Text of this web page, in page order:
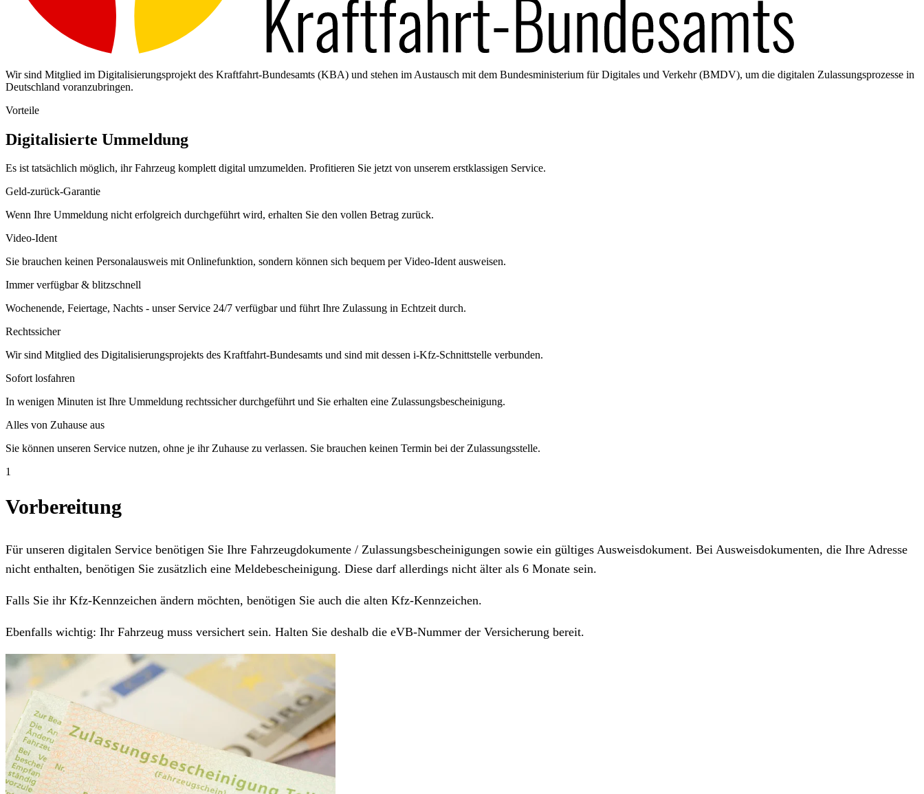
Wir sind Mitglied im Digitalisierungsprojekt des Kraftfahrt-Bundesamts (KBA) und stehen im Austausch mit dem Bundesministerium für Digitales und Verkehr (BMDV), um die digitalen Zulassungsprozesse in
Deutschland voranzubringen.
Vorteile
Digitalisierte Ummeldung
Es ist tatsächlich möglich, ihr Fahrzeug komplett digital umzumelden. Profitieren Sie jetzt von unserem erstklassigen Service.
Geld-zurück-Garantie
Wenn Ihre Ummeldung nicht erfolgreich durchgeführt wird, erhalten Sie den vollen Betrag zurück.
Video-Ident
Sie brauchen keinen Personalausweis mit Onlinefunktion, sondern können sich bequem per Video-Ident ausweisen.
Immer verfügbar & blitzschnell
Wochenende, Feiertage, Nachts - unser Service 24/7 verfügbar und führt Ihre Zulassung in Echtzeit durch.
Rechtssicher
Wir sind Mitglied des Digitalisierungsprojekts des Kraftfahrt-Bundesamts und sind mit dessen i-Kfz-Schnittstelle verbunden.
Sofort losfahren
In wenigen Minuten ist Ihre Ummeldung rechtssicher durchgeführt und Sie erhalten eine Zulassungsbescheinigung.
Alles von Zuhause aus
Sie können unseren Service nutzen, ohne je ihr Zuhause zu verlassen. Sie brauchen keinen Termin bei der Zulassungsstelle.
1
Vorbereitung
Für unseren digitalen Service benötigen Sie Ihre Fahrzeugdokumente / Zulassungsbescheinigungen sowie ein gültiges Ausweisdokument. Bei Ausweisdokumenten, die Ihre Adresse
nicht enthalten, benötigen Sie zusätzlich eine Meldebescheinigung. Diese darf allerdings nicht älter als 6 Monate sein.
Falls Sie ihr Kfz-Kennzeichen ändern möchten, benötigen Sie auch die alten Kfz-Kennzeichen.
Ebenfalls wichtig: Ihr Fahrzeug muss versichert sein. Halten Sie deshalb die eVB-Nummer der Versicherung bereit.